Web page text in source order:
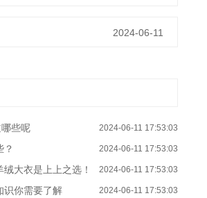
2024-06-11
些呢 2024-06-11 17:53:03
？ 2024-06-11 17:53:03
大衣是上上之选！ 2024-06-11 17:53:03
识你需要了解 2024-06-11 17:53:03